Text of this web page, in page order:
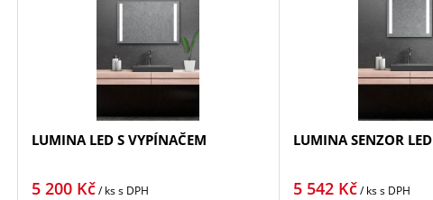
LUMINA LED S VYPÍNAČEM
5 200Kč/ kss DPH
LUMINA SENZOR LED
5 542 Kč/ kss DPH